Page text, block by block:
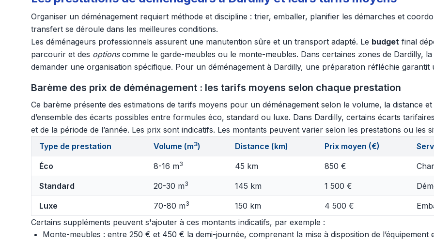
Organiser un déménagement requiert méthode et discipline : trier, emballer, planifier les démarches et
transfert se déroule dans les meilleures conditions.
Les déménageurs professionnels assurent une manutention sûre et un transport adapté. Le budget final
parcourir et des optionscomme le garde-meubles ou le monte-meubles. Dans certaines zones de Dardilly, la
demander une organisation spécifique. Pour un déménagement à Dardilly, une préparation réfléchie
Barème des prix de déménagement : les tarifs moyens selon chaque prestation
Ce barème présente des estimations de tarifs moyens pour un déménagement selon le volume, la distance
d’ensemble des écarts possibles entre formules éco, standard ou luxe. Dans Dardilly, certains écarts
et de la période de l’année. Les prix sont indicatifs. Les montants peuvent varier selon les prestations ou les
Type de prestation
Volume (m3) Distance (km) Prix moyen (€)
Éco 8-16 m3 45 km 850 €
Standard 20-30 m3 145 km 1 500 €
Luxe 70-80 m3 150 km 4 500 €
Certains suppléments peuvent s'ajouter à ces montants indicatifs, par exemple :
Monte-meubles : entre 250 € et 450 € la demi-journée, comprenant la mise à disposition de l’équipement